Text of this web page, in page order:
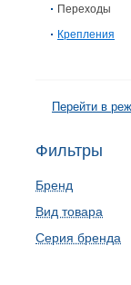
Переходы
Крепления
Перейти в
Фильтры
Бренд
Вид товара
Серия бренда